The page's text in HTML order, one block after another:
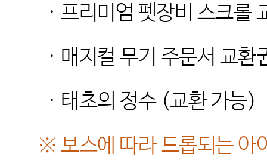
·프리미엄 펫장비 스크롤
· 매지컬 무기 주문서 교환
· 태초의 정수(교환 가능)
※보스에 따라 드롭되는 아